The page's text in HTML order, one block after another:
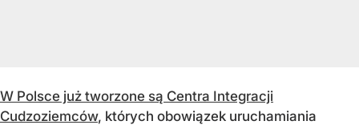
W Polsce już tworzone są Centra Integracji
Cudzoziemców, których obowiązek uruchamiania